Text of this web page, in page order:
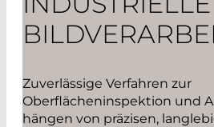
Zuverlässige Verfahren zur
Oberflächeninspektion und
hängen von präzisen,